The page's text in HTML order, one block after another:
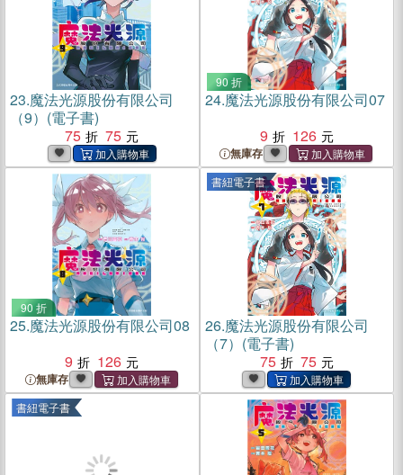
23.魔法光源股份有限公司
（9）(電子書)
75
75
90 折
24.魔法光源股份有限公司07
9
126
無庫存
90 折
25.魔法光源股份有限公司08
9
126
無庫存
書紐電子書
26.魔法光源股份有限公司
（7）(電子書)
75
75
書紐電子書